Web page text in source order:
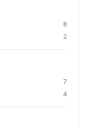
8
2
7
4